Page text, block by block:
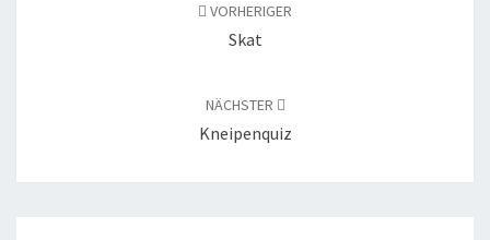
VORHERIGER
Skat
NÄCHSTER
Kneipenquiz